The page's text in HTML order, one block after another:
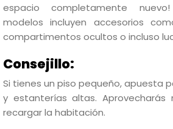
espacio completamente
modelos incluyen accesorios
compartimentos ocultos o incluso
Consejillo:
Si tienes un piso pequeño, apuesta
y estanterías altas. Aprovecharás
recargar la habitación.